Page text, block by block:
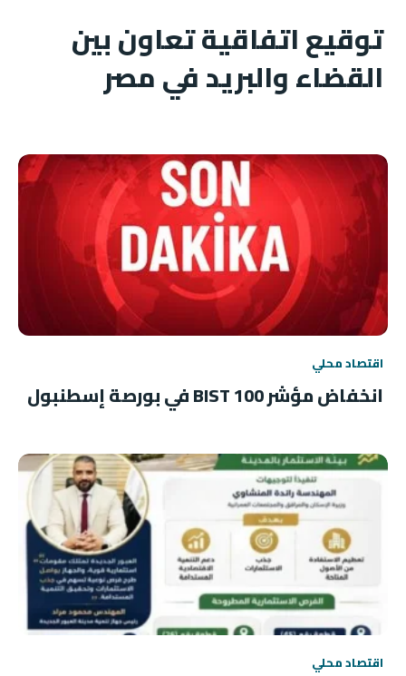
توقيع اتفاقية تعاون بين
القضاء والبريد في مصر
اقتصاد محلي
انخفاض مؤشر BIST 100 في بورصة إسطنبول
اقتصاد محلي